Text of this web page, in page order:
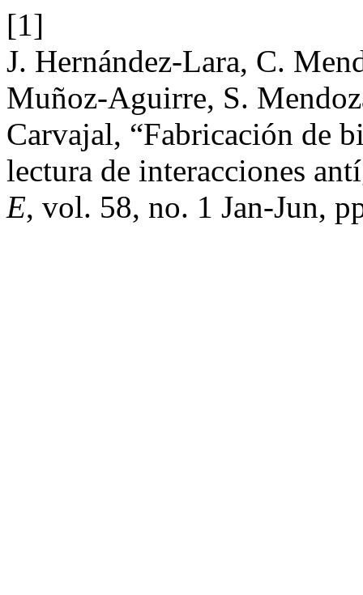
[1]
J. Hernández-Lara, C.
Muñoz-Aguirre, S.
Carvajal, “Fabricación de
lectura de interacciones
E, vol. 58, no. 1 Jan-Jun,